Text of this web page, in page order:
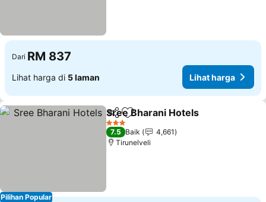
Dari RM 837
Lihat harga di 5 laman Lihat harga
Pilihan Popular
KongsiTambah ke favorit
Sree Bharani Hotels
3 Bintang
7.5 Baik
4,661
Tirunelveli